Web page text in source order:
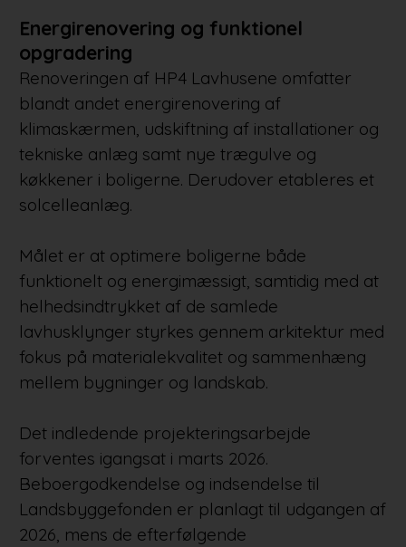
Energirenovering og funktionel
opgradering
Renoveringen af HP4 Lavhusene omfatter
blandt andet energirenovering af
klimaskærmen, udskiftning af installationer og
tekniske anlæg samt nye trægulve og
køkkener i boligerne. Derudover etableres et
solcelleanlæg.
Målet er at optimere boligerne både
funktionelt og energimæssigt, samtidig med at
helhedsindtrykket af de samlede
lavhusklynger styrkes gennem arkitektur med
fokus på materialekvalitet og sammenhæng
mellem bygninger og landskab.
Det indledende projekteringsarbejde
forventes igangsat i marts 2026.
Beboergodkendelse og indsendelse til
Landsbyggefonden er planlagt til udgangen af
2026, mens de efterfølgende